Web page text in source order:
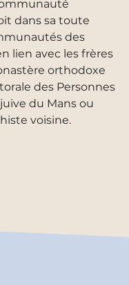
dans sa toute
des
lien avec les frères
orthodoxe
des Personnes
du Mans ou
voisine.